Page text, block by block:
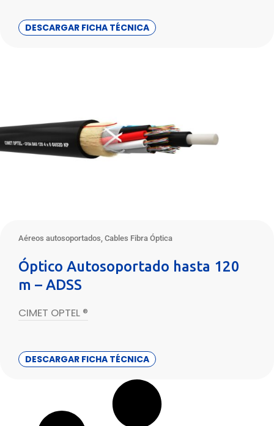
DESCARGAR FICHA TÉCNICA
Aéreos autosoportados, Cables Fibra Óptica
Óptico Autosoportado hasta 120
m – ADSS
CIMET OPTEL ®
DESCARGAR FICHA TÉCNICA